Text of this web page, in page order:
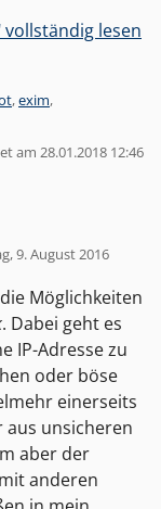
lesen
,exim,
am 28.01.2018 12:46
9. August 2016
Möglichkeiten
. Dabei geht es
IP-Adresse zu
oder böse
einerseits
aus unsicheren
aber der
anderen